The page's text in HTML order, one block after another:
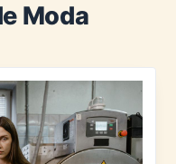
Moda